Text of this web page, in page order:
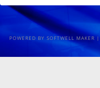
POWERED BY SOFTWELL